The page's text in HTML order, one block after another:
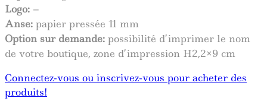
Logo: –
Anse: papier pressée 11 mm
Option sur demande: possibilité d’imprimer le nom
de votre boutique, zone d’impression H2,2×9 cm
Connectez-vous ou inscrivez-vous pour acheter des
produits!